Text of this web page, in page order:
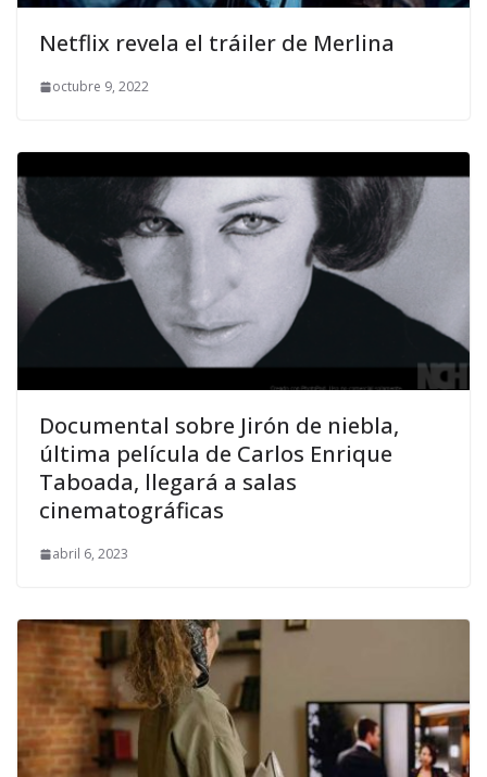
Netflix revela el tráiler de Merlina
octubre 9, 2022
Documental sobre Jirón de niebla,
última película de Carlos Enrique
Taboada, llegará a salas
cinematográficas
abril 6, 2023